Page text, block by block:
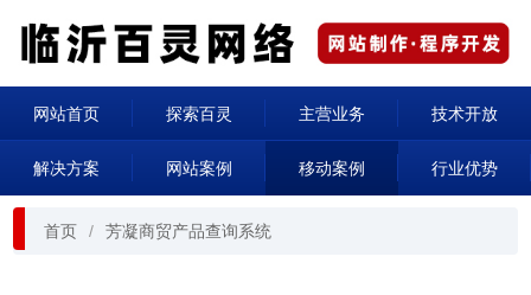
网站首页 探索百灵 主营业务 技术开放
解决方案 网站案例 移动案例 行业优势
首页 芳凝商贸产品查询系统